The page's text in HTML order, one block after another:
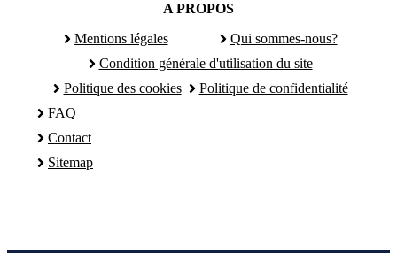
A PROPOS
Mentions légales
Qui sommes-nous?
Condition générale d'utilisation du site
Politique des cookies
Politique de confidentialité
FAQ
Contact
Sitemap